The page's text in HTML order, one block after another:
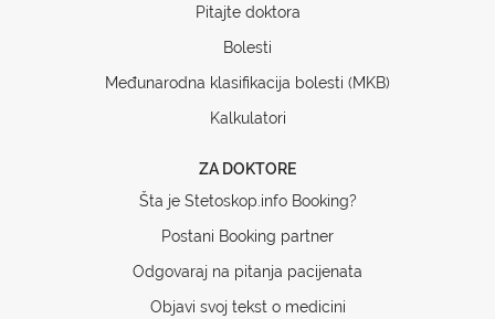
Pitajte doktora
Bolesti
Međunarodna klasifikacija bolesti (MKB)
Kalkulatori
ZA DOKTORE
Šta je Stetoskop.info Booking?
Postani Booking partner
Odgovaraj na pitanja pacijenata
Objavi svoj tekst o medicini